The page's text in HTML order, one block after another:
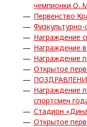
чемпионки О.
Первенство
Награждение
Награждение
Награждение
Открытое
Награждение
спортсмен
Стадион
Открытое